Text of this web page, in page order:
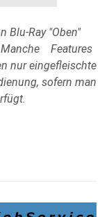
Blu-Ray "Oben"
Manche Features
nur eingefleischte
sofern man